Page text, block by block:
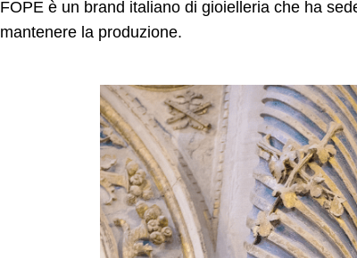
FOPE è un brand italiano di gioielleria che ha
mantenere la produzione.